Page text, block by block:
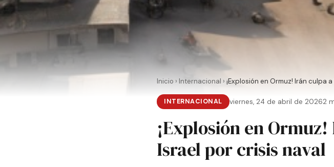
Inicio › Internacional › ¡Explosión en Ormuz! Irán culpa a
INTERNACIONAL viernes, 24 de abril de 20262
¡Explosión en
Israel por crisis naval